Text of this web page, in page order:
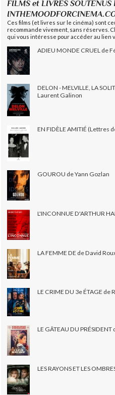
FILMS et LIVRES SOUTENUS
Ces films (et livres sur le cinéma) sont
recommande vivement, sans réserves.
qui vous intéresse pour accéder au lien
ADIEU MONDE CRUEL de
DELON - MELVILLE, LA
Laurent Galinon
EN FIDÈLE AMITIÉ (Lettres
GOUROU de Yann Gozlan
L'INCONNUE D'ARTHUR
LA FEMME DE de David
LE CRIME DU 3e ÉTAGE de
LE GÂTEAU DU
LES RAYONS ET LES